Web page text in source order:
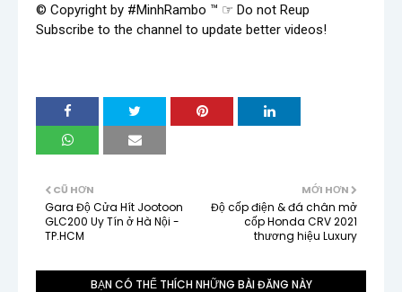
© Copyright by #MinhRambo ™ ☞ Do not Reup
Subscribe to the channel to update better videos!
MỚI HƠN
Độ cốp điện & đá chân mở
cốp Honda CRV 2021
thương hiệu Luxury
CŨ HƠN
Gara Độ Cửa Hít Jootoon
GLC200 Uy Tín ở Hà Nội -
TP.HCM
BẠN CÓ THỂ THÍCH NHỮNG BÀI ĐĂNG NÀY